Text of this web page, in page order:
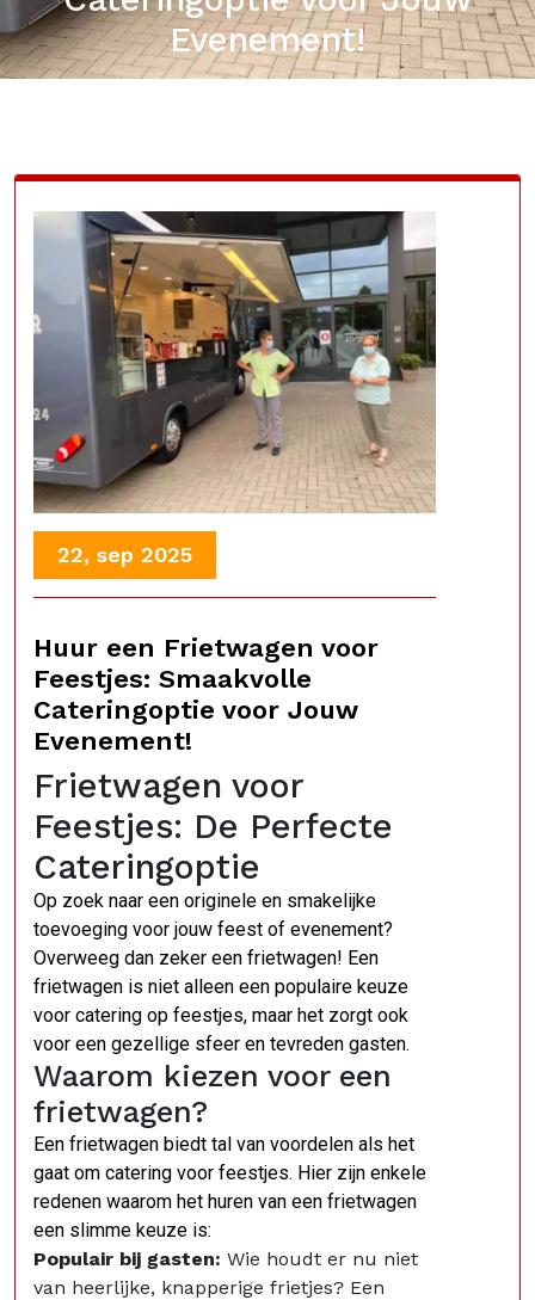
Evenement!
22, sep 2025
Huur een Frietwagen voor
Feestjes: Smaakvolle
Cateringoptie voor Jouw
Evenement!
Frietwagen voor
Feestjes: De Perfecte
Cateringoptie
Op zoek naar een originele en smakelijke
toevoeging voor jouw feest of evenement?
Overweeg dan zeker een frietwagen! Een
frietwagen is niet alleen een populaire keuze
voor catering op feestjes, maar het zorgt ook
voor een gezellige sfeer en tevreden gasten.
Waarom kiezen voor een
frietwagen?
Een frietwagen biedt tal van voordelen als het
gaat om catering voor feestjes. Hier zijn enkele
redenen waarom het huren van een frietwagen
een slimme keuze is:
Populair bij gasten: Wie houdt er nu niet
van heerlijke, knapperige frietjes? Een